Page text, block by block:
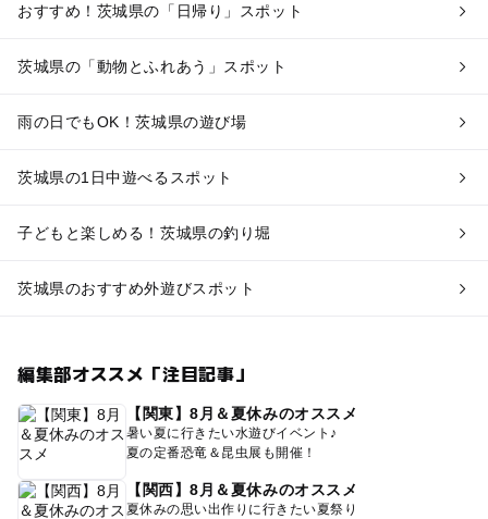
おすすめ！茨城県の「日帰り」スポット
茨城県の「動物とふれあう」スポット
雨の日でもOK！茨城県の遊び場
茨城県の1日中遊べるスポット
子どもと楽しめる！茨城県の釣り堀
茨城県のおすすめ外遊びスポット
編集部オススメ「注目記事」
【関東】8月＆夏休みのオススメ
暑い夏に行きたい水遊びイベント♪
夏の定番恐竜＆昆虫展も開催！
【関西】8月＆夏休みのオススメ
夏休みの思い出作りに行きたい夏祭り